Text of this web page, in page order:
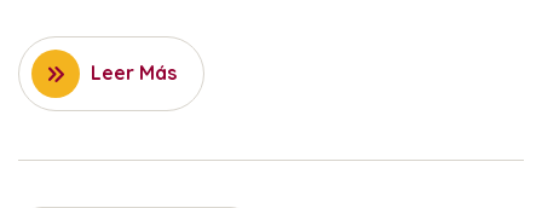
Leer Más